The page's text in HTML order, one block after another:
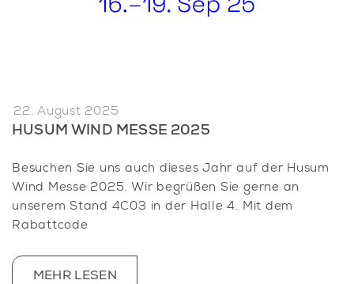
22. August 2025
HUSUM WIND MESSE 2025
Besuchen Sie uns auch dieses Jahr auf der Husum
Wind Messe 2025. Wir begrüßen Sie gerne an
unserem Stand 4C03 in der Halle 4. Mit dem
Rabattcode
MEHR LESEN